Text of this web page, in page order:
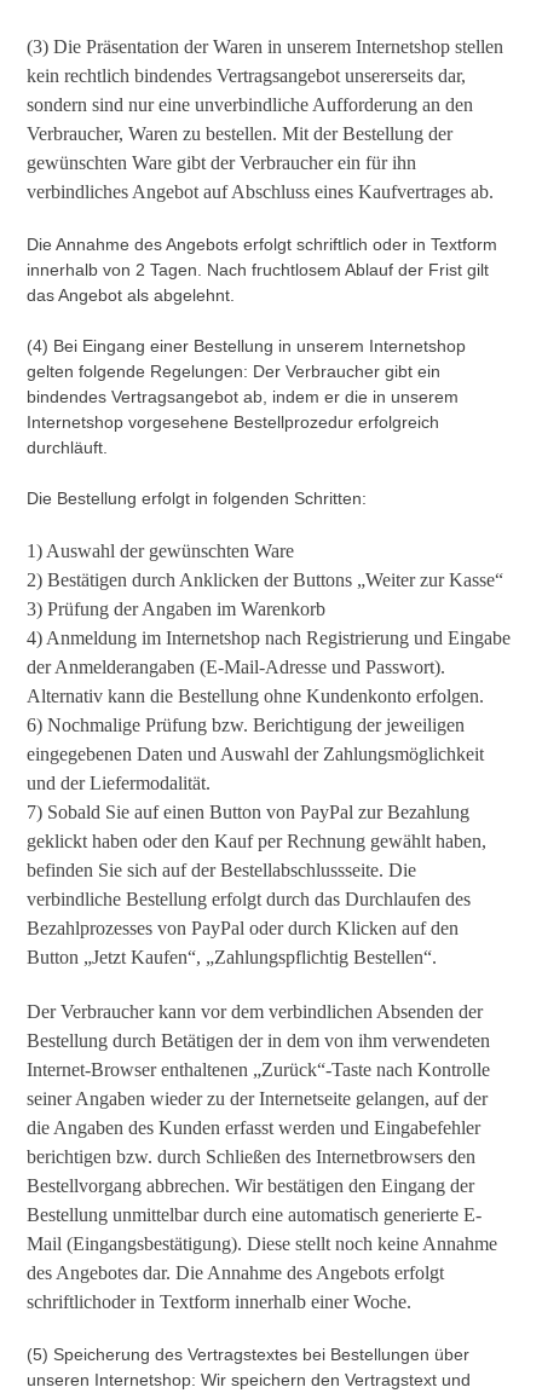
(3) Die Präsentation der Waren in unserem Internetshop stellen
kein rechtlich bindendes Vertragsangebot unsererseits dar,
sondern sind nur eine unverbindliche Aufforderung an den
Verbraucher, Waren zu bestellen. Mit der Bestellung der
gewünschten Ware gibt der Verbraucher ein für ihn
verbindliches Angebot auf Abschluss eines Kaufvertrages ab.
Die Annahme des Angebots erfolgt schriftlich oder in Textform
innerhalb von 2 Tagen. Nach fruchtlosem Ablauf der Frist gilt
das Angebot als abgelehnt.
(4) Bei Eingang einer Bestellung in unserem Internetshop
gelten folgende Regelungen: Der Verbraucher gibt ein
bindendes Vertragsangebot ab, indem er die in unserem
Internetshop vorgesehene Bestellprozedur erfolgreich
durchläuft.
Die Bestellung erfolgt in folgenden Schritten:
1) Auswahl der gewünschten Ware
2) Bestätigen durch Anklicken der Buttons „Weiter zur Kasse“
3) Prüfung der Angaben im Warenkorb
4) Anmeldung im Internetshop nach Registrierung und Eingabe
der Anmelderangaben (E-Mail-Adresse und Passwort).
Alternativ kann die Bestellung ohne Kundenkonto erfolgen.
6) Nochmalige Prüfung bzw. Berichtigung der jeweiligen
eingegebenen Daten und Auswahl der Zahlungsmöglichkeit
und der Liefermodalität.
7) Sobald Sie auf einen Button von PayPal zur Bezahlung
geklickt haben oder den Kauf per Rechnung gewählt haben,
befinden Sie sich auf der Bestellabschlussseite. Die
verbindliche Bestellung erfolgt durch das Durchlaufen des
Bezahlprozesses von PayPal oder durch Klicken auf den
Button „Jetzt Kaufen“, „Zahlungspflichtig Bestellen“.
Der Verbraucher kann vor dem verbindlichen Absenden der
Bestellung durch Betätigen der in dem von ihm verwendeten
Internet-Browser enthaltenen „Zurück“-Taste nach Kontrolle
seiner Angaben wieder zu der Internetseite gelangen, auf der
die Angaben des Kunden erfasst werden und Eingabefehler
berichtigen bzw. durch Schließen des Internetbrowsers den
Bestellvorgang abbrechen. Wir bestätigen den Eingang der
Bestellung unmittelbar durch eine automatisch generierte E-
Mail (Eingangsbestätigung). Diese stellt noch keine Annahme
des Angebotes dar. Die Annahme des Angebots erfolgt
schriftlichoder in Textform innerhalb einer Woche.
(5) Speicherung des Vertragstextes bei Bestellungen über
unseren Internetshop: Wir speichern den Vertragstext und